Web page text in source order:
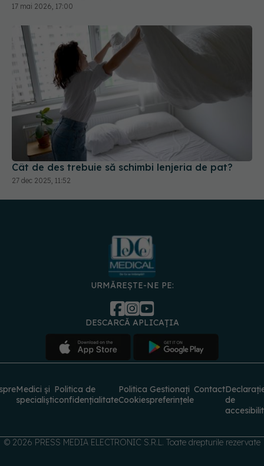
17 mai 2026, 17:00
Cât de des trebuie să schimbi lenjeria de pat?
27 dec 2025, 11:52
URMĂREȘTE-NE PE:
DESCARCĂ APLICAȚIA
Medici și
specialiști
Politica de
confidențialitate
Politica
Cookies
Gestionați
preferințele
Contact
de
© 2026 PRESS MEDIA ELECTRONIC S.R.L. Toate drepturile rezervate